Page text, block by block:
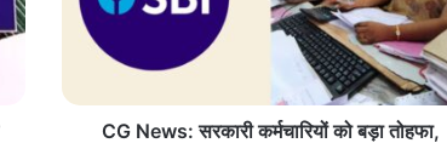
CG News: सरकारी कर्मचारियों को बड़ा तोहफा,